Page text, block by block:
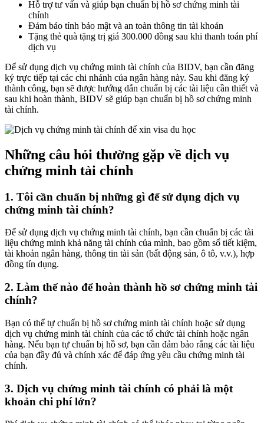
Hỗ trợ tư vấn và giúp bạn chuẩn bị hồ sơ chứng minh tài
chính
Đảm bảo tính bảo mật và an toàn thông tin tài khoản
Tặng thẻ quà tặng trị giá 300.000 đồng sau khi thanh toán phí
dịch vụ
Để sử dụng dịch vụ chứng minh tài chính của BIDV, bạn cần đăng
ký trực tiếp tại các chi nhánh của ngân hàng này. Sau khi đăng ký
thành công, bạn sẽ được hướng dẫn chuẩn bị các tài liệu cần thiết và
sau khi hoàn thành, BIDV sẽ giúp bạn chuẩn bị hồ sơ chứng minh
tài chính.
Những câu hỏi thường gặp về dịch vụ
chứng minh tài chính
1. Tôi cần chuẩn bị những gì để sử dụng dịch vụ
chứng minh tài chính?
Để sử dụng dịch vụ chứng minh tài chính, bạn cần chuẩn bị các tài
liệu chứng minh khả năng tài chính của mình, bao gồm sổ tiết kiệm,
tài khoản ngân hàng, thông tin tài sản (bất động sản, ô tô, v.v.), hợp
đồng tín dụng.
2. Làm thế nào để hoàn thành hồ sơ chứng minh tài
chính?
Bạn có thể tự chuẩn bị hồ sơ chứng minh tài chính hoặc sử dụng
dịch vụ chứng minh tài chính của các tổ chức tài chính hoặc ngân
hàng. Nếu bạn tự chuẩn bị hồ sơ, bạn cần đảm bảo rằng các tài liệu
của bạn đầy đủ và chính xác để đáp ứng yêu cầu chứng minh tài
chính.
3. Dịch vụ chứng minh tài chính có phải là một
khoản chi phí lớn?